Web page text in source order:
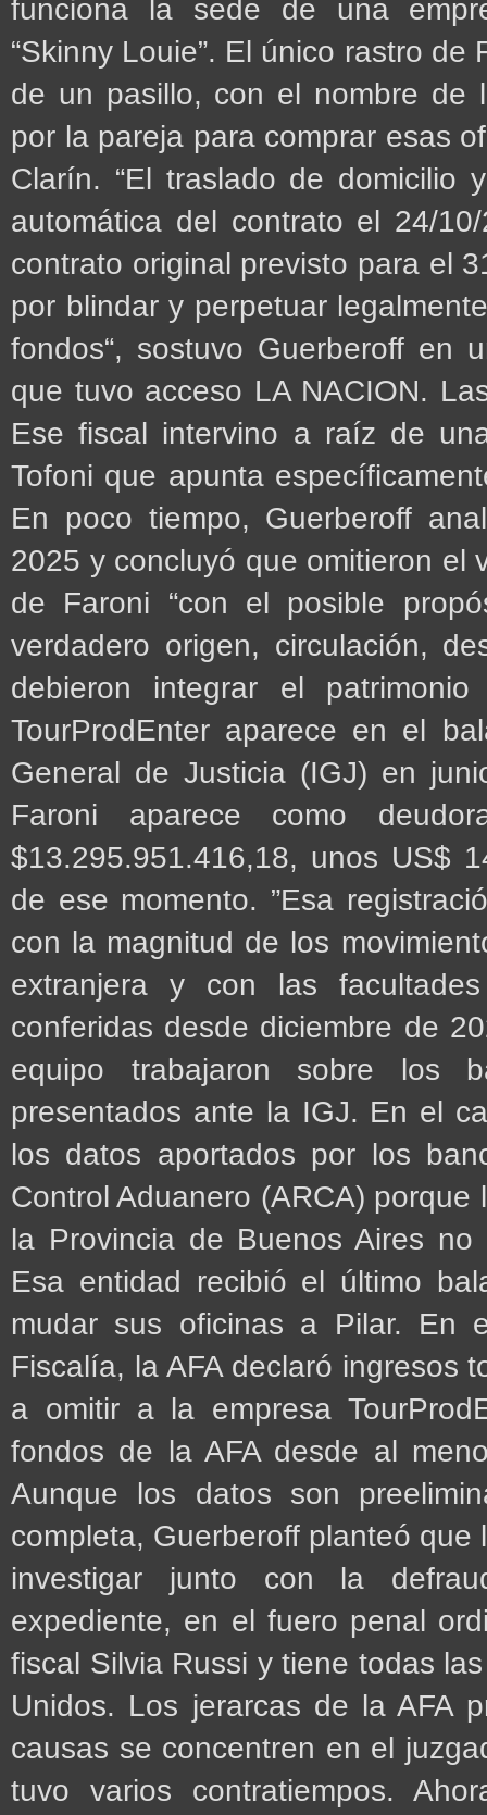
funciona la sede de una
“Skinny Louie”. El único rastro
de un pasillo, con el nombre de
por la pareja para comprar esas
Clarín. “El traslado de domicilio
automática del contrato el 24/
contrato original previsto para el
por blindar y perpetuar
fondos“, sostuvo Guerberoff en
que tuvo acceso LA NACION.
Ese fiscal intervino a raíz de
Tofoni que apunta
En poco tiempo, Guerberoff
2025 y concluyó que omitieron el
de Faroni “con el posible
verdadero origen, circulación,
debieron integrar el
TourProdEnter aparece en el
General de Justicia (IGJ) en
Faroni aparece como
$13.295.951.416,18, unos US$
de ese momento. ”Esa
con la magnitud de los
extranjera y con las
conferidas desde diciembre de
equipo trabajaron sobre los
presentados ante la IGJ. En el
los datos aportados por los
Control Aduanero (ARCA)
la Provincia de Buenos Aires
Esa entidad recibió el último
mudar sus oficinas a Pilar. En
Fiscalía, la AFA declaró ingresos
a omitir a la empresa
fondos de la AFA desde al
Aunque los datos son
completa, Guerberoff planteó
investigar junto con la
expediente, en el fuero penal
fiscal Silvia Russi y tiene todas
Unidos. Los jerarcas de la AFA
causas se concentren en el
tuvo varios contratiempos.